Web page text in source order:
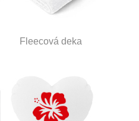
Fleecová deka